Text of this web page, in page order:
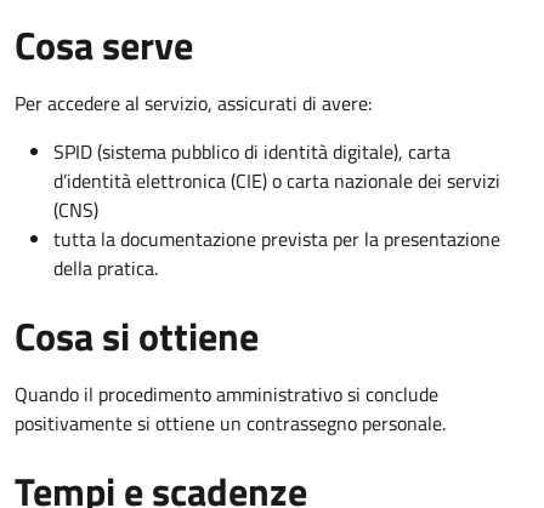
Cosa serve
Per accedere al servizio, assicurati di avere:
SPID (sistema pubblico di identità digitale), carta
d’identità elettronica (CIE) o carta nazionale dei servizi
(CNS)
tutta la documentazione prevista per la presentazione
della pratica.
Cosa si ottiene
Quando il procedimento amministrativo si conclude
positivamente si ottiene un contrassegno personale.
Tempi e scadenze